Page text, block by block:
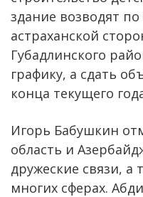
здание возводят
астраханской
Губадлинского
графику, а сдать
конца текущего
Игорь Бабушкин
область и
дружеские связи, а
многих сферах.